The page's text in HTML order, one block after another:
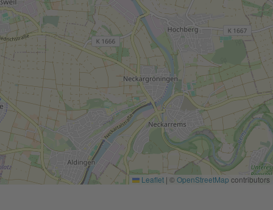
Leaflet | ©OpenStreetMap contributors
Bitte
zu, um